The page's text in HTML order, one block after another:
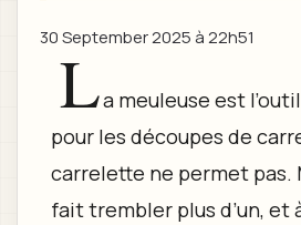
30 September 2025 à 22h51
La meuleuse est
pour les découpes de
carrelette ne permet pas.
fait trembler plus d’un, et